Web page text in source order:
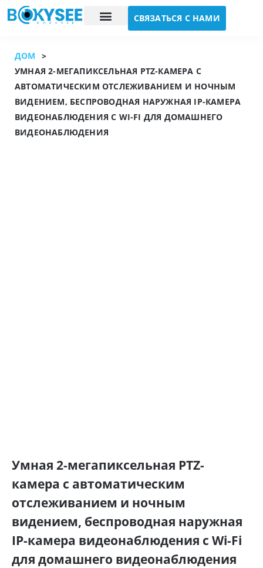
СВЯЗАТЬСЯ С НАМИ
ДОМ
>
УМНАЯ 2-МЕГАПИКСЕЛЬНАЯ PTZ-КАМЕРА С
АВТОМАТИЧЕСКИМ ОТСЛЕЖИВАНИЕМ И НОЧНЫМ
ВИДЕНИЕМ, БЕСПРОВОДНАЯ НАРУЖНАЯ IP-КАМЕРА
ВИДЕОНАБЛЮДЕНИЯ С WI-FI ДЛЯ ДОМАШНЕГО
ВИДЕОНАБЛЮДЕНИЯ
Умная 2-мегапиксельная PTZ-
камера с автоматическим
отслеживанием и ночным
видением, беспроводная наружная
IP-камера видеонаблюдения с Wi-Fi
для домашнего видеонаблюдения